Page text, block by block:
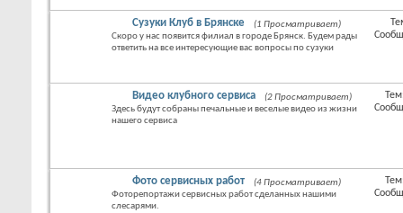
Сузуки Клуб в Брянске
(1 Просматривает)
Скоро у нас появится филиал в городе Брянск. Будем рады
ответить на все интересующие вас вопросы по сузуки
лента
Видео клубного сервиса
(2 Просматривает)
Здесь будут собраны печальные и веселые видео из жизни
нашего сервиса
лента
Фото сервисных работ
(4 Просматривает)
Фоторепортажи сервисных работ сделанных нашими
слесарями.
лента